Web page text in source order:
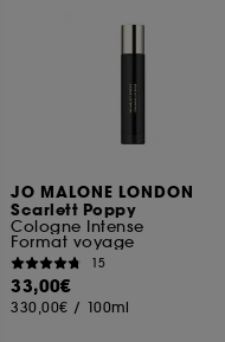
JO MALONE LONDON
Scarlett Poppy
Cologne Intense
Format voyage
15
33,00€
330,00€ / 100ml